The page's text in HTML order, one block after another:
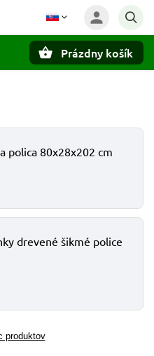
Prázdny košík
polica 80x28x202 cm
drevené šikmé police
produktov